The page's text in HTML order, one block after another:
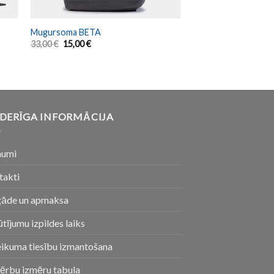
Mugursoma BETA
33,00€ 15,00€
INFORMĀCIJA
un apmaksa
izpildes laiks
tiesību izmantošana
izmēru tabula